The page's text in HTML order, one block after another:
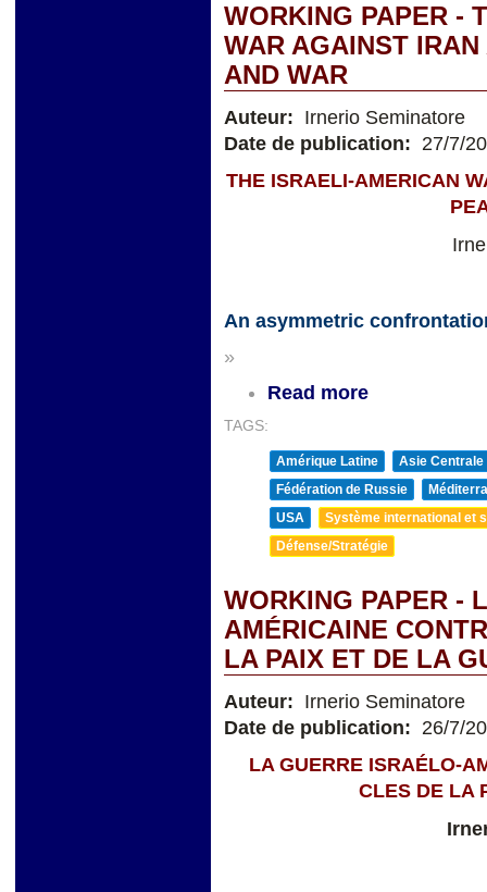
WORKING PAPER -
WAR AGAINST
AND WAR
Auteur: Irnerio Seminatore
Date de publication: 27/7/
THE ISRAELI-AMERICAN
An asymmetric
»
Read more
TAGS:
Amérique Latine
Asie Centrale
Fédération de Russie
USA
Système international et
Défense/Stratégie
WORKING PAPER -
AMÉRICAINE
LA PAIX ET DE LA
Auteur: Irnerio Seminatore
Date de publication: 26/7/
LA GUERRE ISRAÉLO-
CLES DE LA